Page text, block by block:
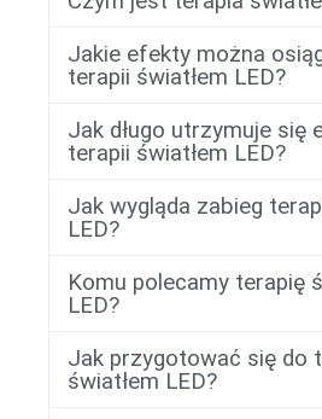
Jakie efekty można
terapii światłem LED?
Jak długo utrzymuje się
terapii światłem LED?
Jak wygląda zabieg
LED?
Komu polecamy terapię
LED?
Jak przygotować się do
światłem LED?